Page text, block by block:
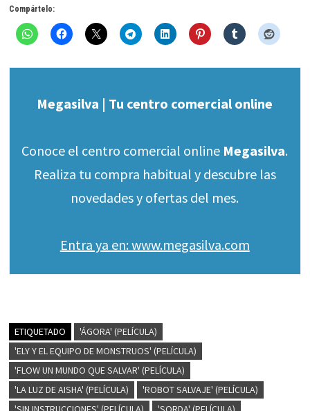
Compártelo:
Megasilva | Tu centro comercial online
Conoce el centro comercial online Megasilva.
Realiza tu compra habitual y descubre las
novedades y ofertas del mes.
Entra ya en: www.megasilva.com
ETIQUETADO
'ÁGORA' (PELÍCULA)
'ELY Y EL EQUIPO DE MONSTRUOS' (PELÍCULA)
'FLOW UN MUNDO QUE SALVAR' (PELÍCULA)
'LA LUZ DE AISHA' (PELÍCULA)
'ROBOT SALVAJE' (PELÍCULA)